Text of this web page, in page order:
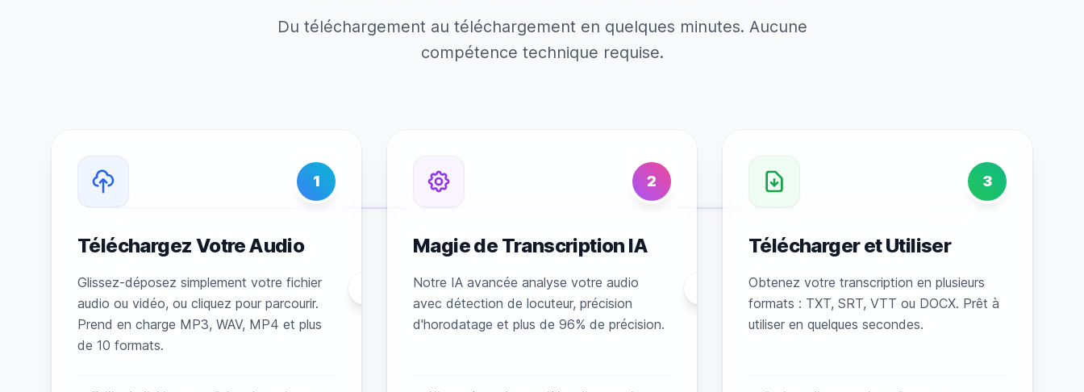
Du téléchargement au téléchargement en quelques minutes. Aucune
compétence technique requise.
1
Téléchargez Votre Audio
Glissez-déposez simplement votre fichier
audio ou vidéo, ou cliquez pour parcourir.
Prend en charge MP3, WAV, MP4 et plus
de 10 formats.
2
Magie de Transcription IA
Notre IA avancée analyse votre audio
avec détection de locuteur, précision
d'horodatage et plus de 96% de précision.
3
Télécharger et Utiliser
Obtenez votre transcription en plusieurs
formats : TXT, SRT, VTT ou DOCX. Prêt à
utiliser en quelques secondes.